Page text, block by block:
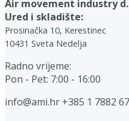
Air movement industry
Ured i skladište:
Prosinačka 10, Kerestinec
10431 Sveta Nedelja
Radno vrijeme:
Pon - Pet: 7:00 - 16:00
info@ami.hr +385 1 7882